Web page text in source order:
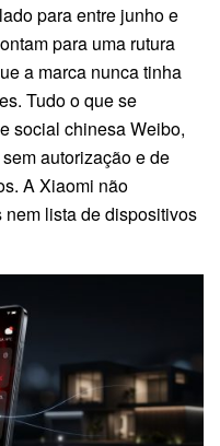
para entre junho e
para uma rutura
a marca nunca tinha
Tudo o que se
social chinesa Weibo,
autorização e de
A Xiaomi não
lista de dispositivos